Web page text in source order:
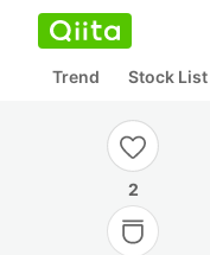
Trend Stock List
2